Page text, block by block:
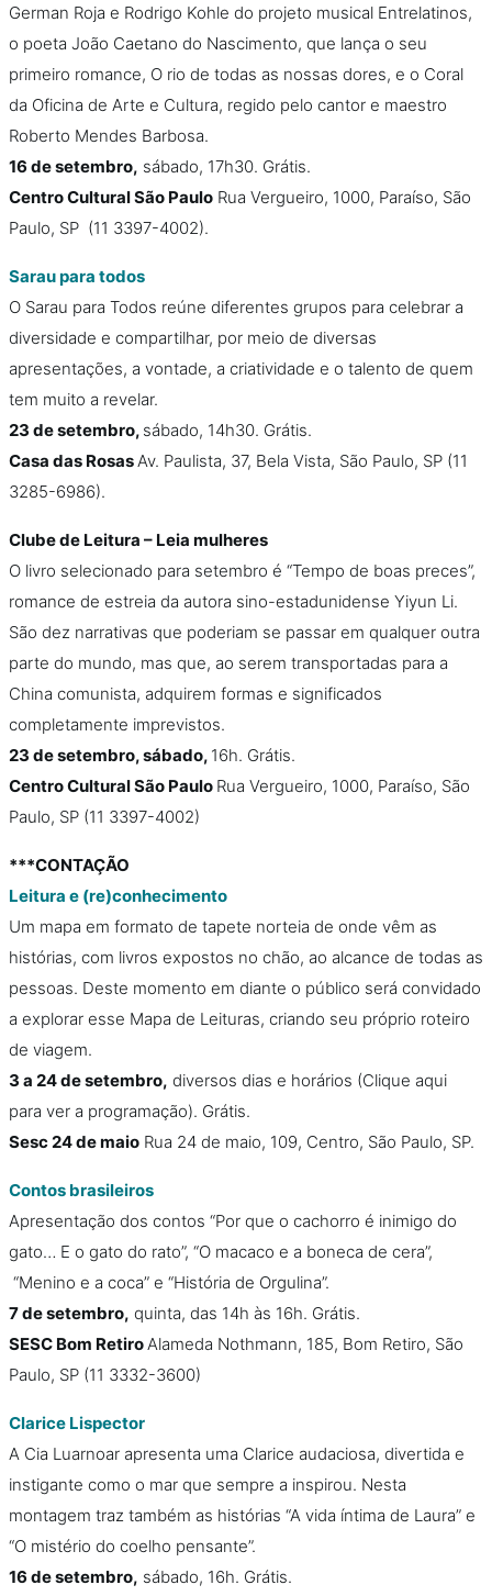
German Roja e Rodrigo Kohle do projeto musical Entrelatinos,
o poeta João Caetano do Nascimento, que lança o seu
primeiro romance, O rio de todas as nossas dores, e o Coral
da Oficina de Arte e Cultura, regido pelo cantor e maestro
Roberto Mendes Barbosa.
16 de setembro, sábado, 17h30. Grátis.
Centro Cultural São Paulo Rua Vergueiro, 1000, Paraíso, São
Paulo, SP (11 3397-4002).
Sarau para todos
O Sarau para Todos reúne diferentes grupos para celebrar a
diversidade e compartilhar, por meio de diversas
apresentações, a vontade, a criatividade e o talento de quem
tem muito a revelar.
23 de setembro, sábado, 14h30. Grátis.
Casa das RosasAv. Paulista, 37, Bela Vista, São Paulo, SP (11
3285-6986).
Clube de Leitura – Leia mulheres
O livro selecionado para setembro é “Tempo de boas preces”,
romance de estreia da autora sino-estadunidense Yiyun Li.
São dez narrativas que poderiam se passar em qualquer outra
parte do mundo, mas que, ao serem transportadas para a
China comunista, adquirem formas e significados
completamente imprevistos.
23 de setembro, sábado, 16h. Grátis.
Centro Cultural São Paulo Rua Vergueiro, 1000, Paraíso, São
Paulo, SP (11 3397-4002)
***CONTAÇÃO
Leitura e (re)conhecimento
Um mapa em formato de tapete norteia de onde vêm as
histórias, com livros expostos no chão, ao alcance de todas as
pessoas. Deste momento em diante o público será convidado
a explorar esse Mapa de Leituras, criando seu próprio roteiro
de viagem.
3 a 24 de setembro, diversos dias e horários (Clique aqui
para ver a programação). Grátis.
Sesc 24 de maio Rua 24 de maio, 109, Centro, São Paulo, SP.
Contos brasileiros
Apresentação dos contos “Por que o cachorro é inimigo do
gato… E o gato do rato”, “O macaco e a boneca de cera”,
“Menino e a coca” e “História de Orgulina”.
7 de setembro, quinta, das 14h às 16h. Grátis.
SESC Bom RetiroAlameda Nothmann, 185, Bom Retiro, São
Paulo, SP (11 3332-3600)
Clarice Lispector
A Cia Luarnoar apresenta uma Clarice audaciosa, divertida e
instigante como o mar que sempre a inspirou. Nesta
montagem traz também as histórias “A vida íntima de Laura” e
“O mistério do coelho pensante”.
16 de setembro, sábado, 16h. Grátis.